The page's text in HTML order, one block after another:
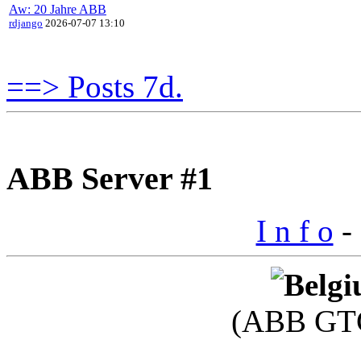
Aw: 20 Jahre ABB
rdjango 2026-07-07 13:10
==> Posts 7d.
ABB Server #1
I n f o -
(ABB